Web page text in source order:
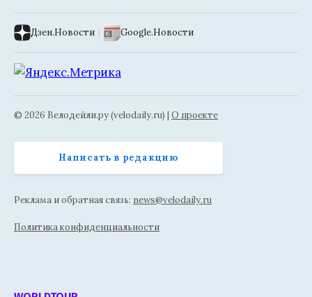
Дзен.Новости | Google.Новости
© 2026 Велодейли.ру (velodaily.ru) | О проекте
Написать в редакцию
Реклама и обратная связь: news@velodaily.ru
Политика конфиденциальности